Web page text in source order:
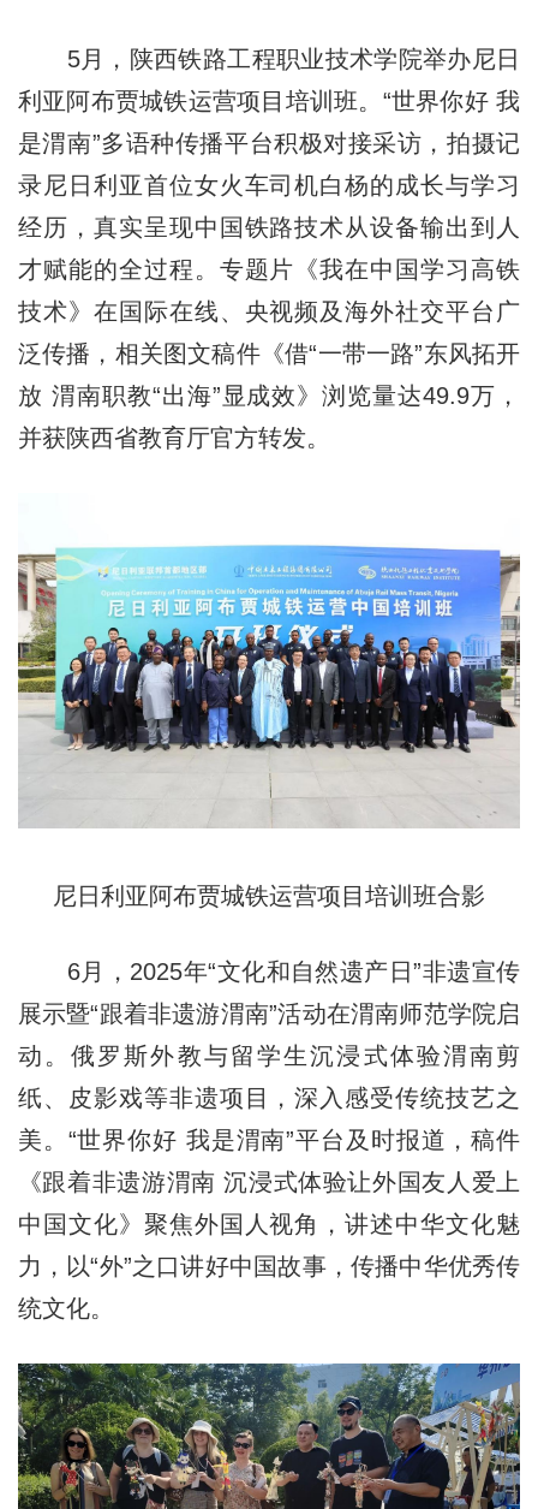
5月，陕西铁路工程职业技术学院举办尼日
利亚阿布贾城铁运营项目培训班。“世界你好 我
是渭南”多语种传播平台积极对接采访，拍摄记
录尼日利亚首位女火车司机白杨的成长与学习
经历，真实呈现中国铁路技术从设备输出到人
才赋能的全过程。专题片《我在中国学习高铁
技术》在国际在线、央视频及海外社交平台广
泛传播，相关图文稿件《借“一带一路”东风拓开
放 渭南职教“出海”显成效》浏览量达49.9万，
并获陕西省教育厅官方转发。
尼日利亚阿布贾城铁运营项目培训班合影
6月，2025年“文化和自然遗产日”非遗宣传
展示暨“跟着非遗游渭南”活动在渭南师范学院启
动。俄罗斯外教与留学生沉浸式体验渭南剪
纸、皮影戏等非遗项目，深入感受传统技艺之
美。“世界你好 我是渭南”平台及时报道，稿件
《跟着非遗游渭南 沉浸式体验让外国友人爱上
中国文化》聚焦外国人视角，讲述中华文化魅
力，以“外”之口讲好中国故事，传播中华优秀传
统文化。